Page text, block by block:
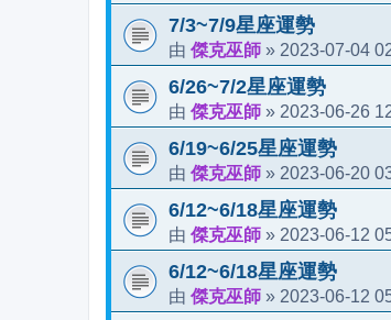
7/3~7/9星座運勢
由 傑克巫師 » 2023-07-04
6/26~7/2星座運勢
由 傑克巫師 » 2023-06-26
6/19~6/25星座運勢
由 傑克巫師 » 2023-06-20
6/12~6/18星座運勢
由 傑克巫師 » 2023-06-12
6/12~6/18星座運勢
由 傑克巫師 » 2023-06-12